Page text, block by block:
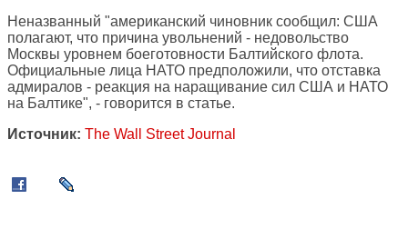
Неназванный "американский чиновник сообщил: США
полагают, что причина увольнений - недовольство
Москвы уровнем боеготовности Балтийского флота.
Официальные лица НАТО предположили, что отставка
адмиралов - реакция на наращивание сил США и НАТО
на Балтике", - говорится в статье.
Источник: The Wall Street Journal